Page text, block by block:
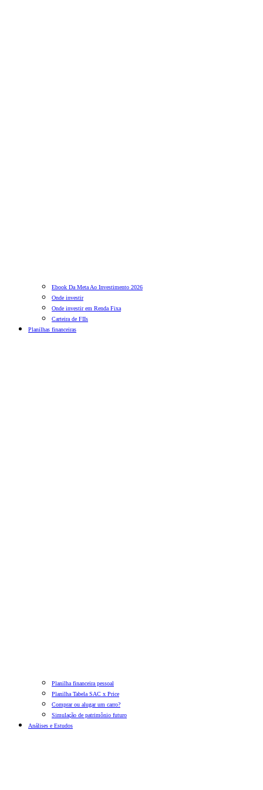
Ebook Da Meta Ao Investimento 2026
Onde investir
Onde investir em Renda Fixa
Carteira de FIIs
Planilhas financeiras
Planilha financeira pessoal
Planilha Tabela SAC x Price
Comprar ou alugar um carro?
Simulação de patrimônio futuro
Análises e Estudos